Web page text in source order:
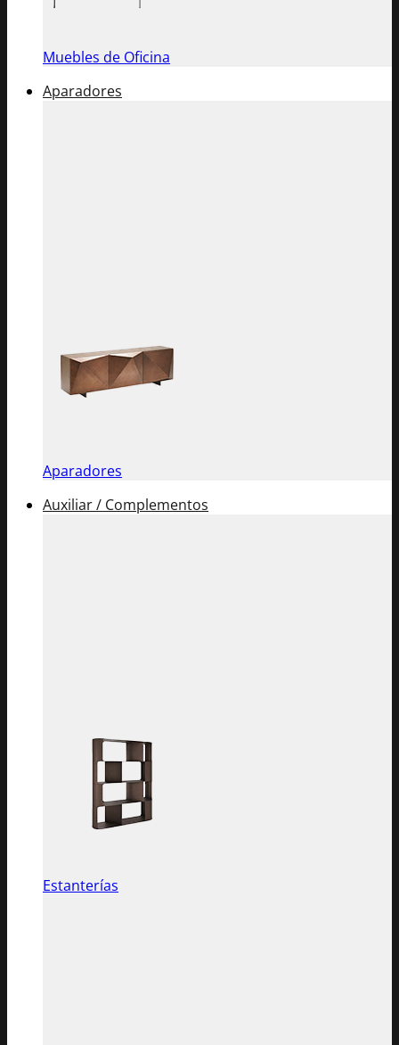
Muebles de Oficina
Aparadores
Aparadores
Auxiliar / Complementos
Estanterías